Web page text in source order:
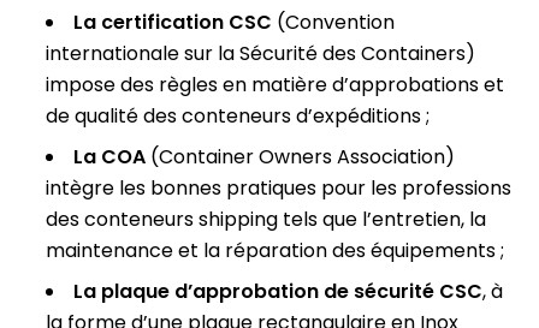
La certification CSC (Convention
internationale sur la Sécurité des Containers)
impose des règles en matière d’approbations et
de qualité des conteneurs d’expéditions ;
La COA(Container Owners Association)
intègre les bonnes pratiques pour les professions
des conteneurs shipping tels que l’entretien, la
maintenance et la réparation des équipements ;
La plaque d’approbation de sécurité CSC, à